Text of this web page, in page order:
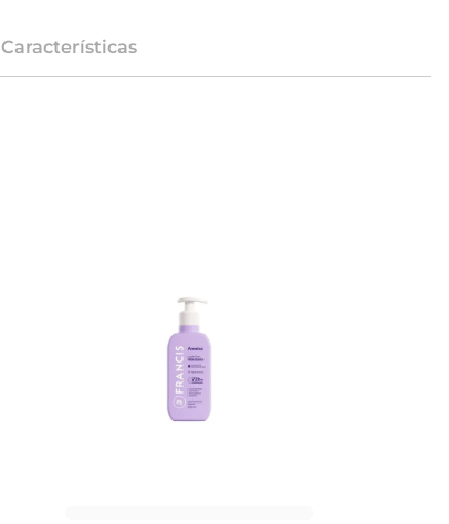
Características